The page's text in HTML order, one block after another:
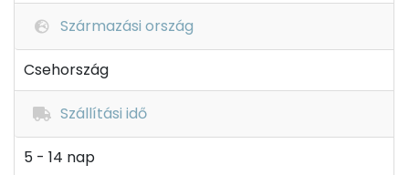
Származási ország
Csehország
Szállítási idő
5 - 14 nap